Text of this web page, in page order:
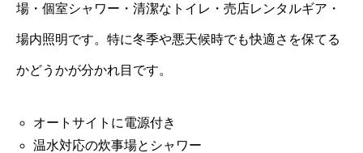
場・個室シャワー・清潔なトイレ・売店レンタルギア・
場内照明です。特に冬季や悪天候時でも快適さを保てる
かどうかが分かれ目です。
オートサイトに電源付き
温水対応の炊事場とシャワー